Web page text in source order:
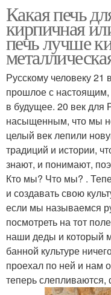
Какая печь
кирпичная
печь лучше
Русскому человеку 21
прошлое с настоящим,
в будущее. 20 век
насыщенным, что мы
целый век лепили
традиций и истории,
знают, и понимают,
Кто мы? Что мы? .
и создавать свою
если мы называемся
посмотреть на тот
наши деды и который
банной культуре
проехал по ней и нам
теперь